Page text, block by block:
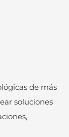
de más
soluciones